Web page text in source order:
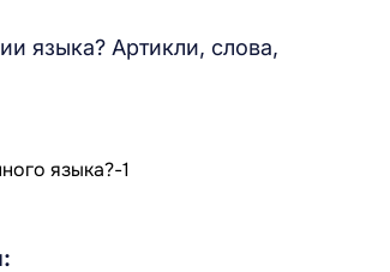
языка? Артикли, слова,